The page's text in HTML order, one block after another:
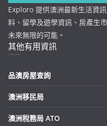
Exploro 提供澳洲最新生活資
料、留學及遊學資訊、房產生
未來無限的可能。
其他有用資訊
品澳房屋查詢
澳洲移民局
澳洲稅務局 ATO